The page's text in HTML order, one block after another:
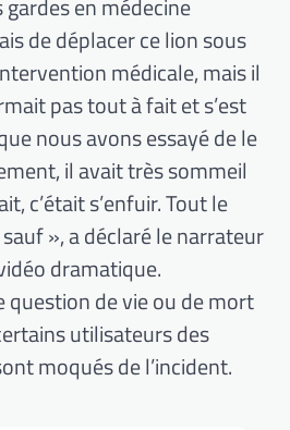
en médecine
de déplacer ce lion sous
médicale, mais il
pas tout à fait et s’est
nous avons essayé de le
il avait très sommeil
c’était s’enfuir. Tout le
», a déclaré le narrateur
dramatique.
question de vie ou de mort
utilisateurs des
moqués de l’incident.